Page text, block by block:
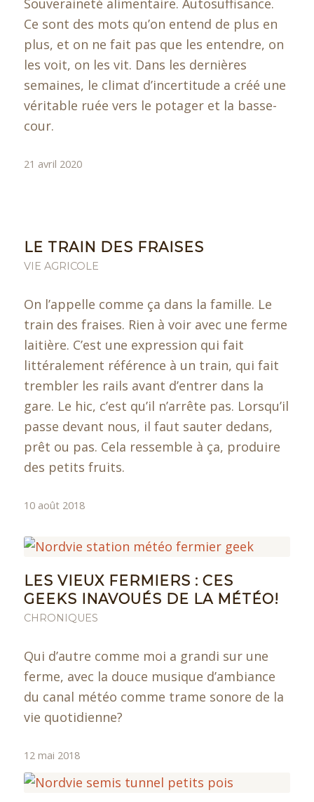
Souveraineté alimentaire. Autosuffisance.
Ce sont des mots qu’on entend de plus en
plus, et on ne fait pas que les entendre, on
les voit, on les vit. Dans les dernières
semaines, le climat d’incertitude a créé une
véritable ruée vers le potager et la basse-
cour.
21 avril 2020
LE TRAIN DES FRAISES
VIE AGRICOLE
On l’appelle comme ça dans la famille. Le
train des fraises. Rien à voir avec une ferme
laitière. C’est une expression qui fait
littéralement référence à un train, qui fait
trembler les rails avant d’entrer dans la
gare. Le hic, c’est qu’il n’arrête pas. Lorsqu’il
passe devant nous, il faut sauter dedans,
prêt ou pas. Cela ressemble à ça, produire
des petits fruits.
10 août 2018
LES VIEUX FERMIERS : CES
GEEKS INAVOUÉS DE LA MÉTÉO!
CHRONIQUES
Qui d’autre comme moi a grandi sur une
ferme, avec la douce musique d’ambiance
du canal météo comme trame sonore de la
vie quotidienne?
12 mai 2018